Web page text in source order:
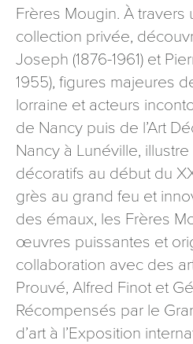
Frères Mougin. À travers
collection privée,
Joseph (1876-1961) et
1955), figures majeures
lorraine et acteurs
de Nancy puis de l’Art
Nancy à Lunéville,
décoratifs au début du
grès au grand feu et
des émaux, les Frères
œuvres puissantes et
collaboration avec des
Prouvé, Alfred Finot et
Récompensés par le
d’art à l’Exposition
signé accompagné de la copie
l’adresse suivante : Meurthe &
esplanade Jacques-Baudot CO
cedex
reCAPTCHA